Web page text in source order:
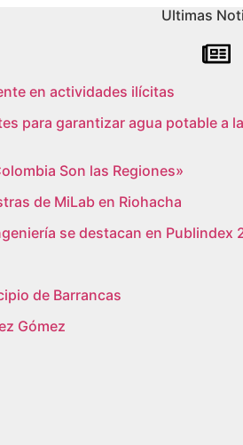
Ultimas
en actividades ilícitas
para garantizar agua potable a
Son las Regiones»
de MiLab en Riohacha
se destacan en Publindex
de Barrancas
Gómez